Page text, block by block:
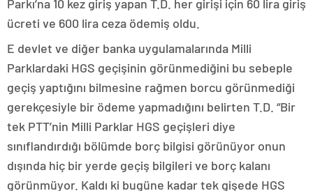
Parkı’na 10 kez giriş yapan T.D. her girişi için 60 lira giriş
ücreti ve 600 lira ceza ödemiş oldu.
E devlet ve diğer banka uygulamalarında Milli
Parklardaki HGS geçişinin görünmediğini bu sebeple
geçiş yaptığını bilmesine rağmen borcu görünmediği
gerekçesiyle bir ödeme yapmadığını belirten T.D. “Bir
tek PTT’nin Milli Parklar HGS geçişleri diye
sınıflandırdığı bölümde borç bilgisi görünüyor onun
dışında hiç bir yerde geçiş bilgileri ve borç kalanı
görünmüyor. Kaldı ki bugüne kadar tek gişede HGS